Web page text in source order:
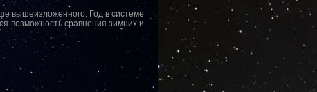
вышеизложенного. Год в системе
возможность сравнения зимних и